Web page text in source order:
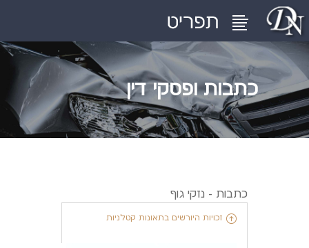
כתבות ופסקי דין
כתבות - נזקי גוף
זכויות היורשים בתאונות קטלניות